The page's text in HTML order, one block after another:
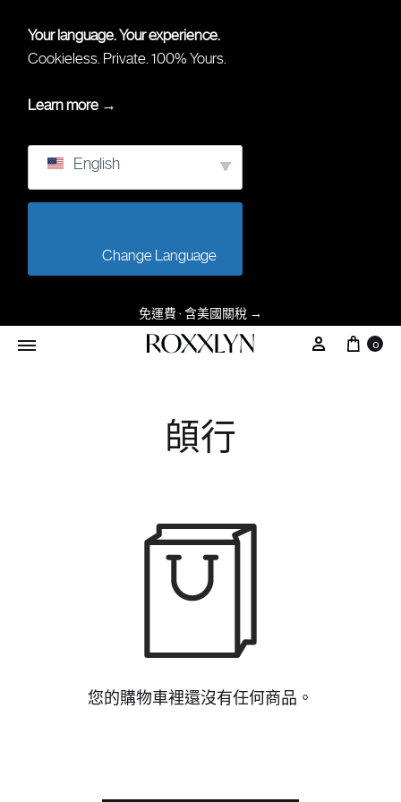
Your language. Your experience.
Cookieless. Private. 100% Yours.
Learn more →
English
免運費 · 含美國關稅 →
我的账户
购
0
頧行
您的購物車裡還沒有任何商品。